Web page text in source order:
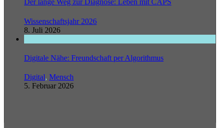
Der lange Weg zur Diagnose: Leben mit CAPS
Wissenschaftsjahr 2026
8. Juli 2026
Digitale Nähe: Freundschaft per Algorithmus
Digital, Mensch
5. Februar 2026